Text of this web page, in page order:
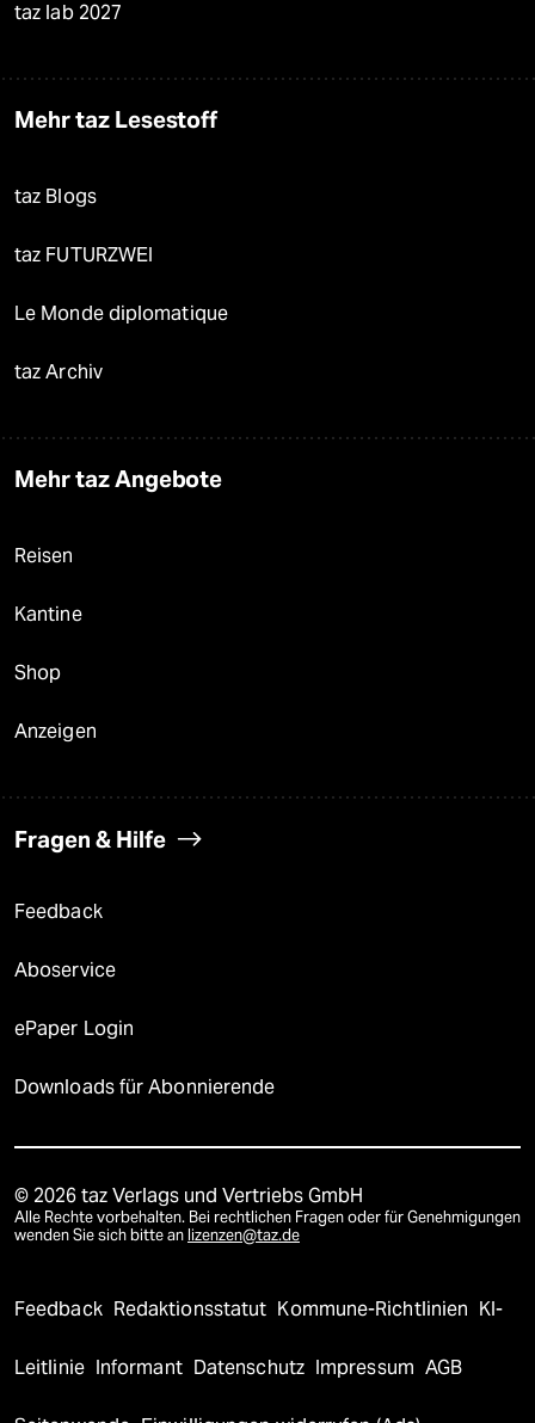
taz lab 2027
Mehr taz Lesestoff
taz Blogs
taz FUTURZWEI
Le Monde diplomatique
taz Archiv
Mehr taz Angebote
Reisen
Kantine
Shop
Anzeigen
Fragen & Hilfe
Feedback
Aboservice
ePaper Login
Downloads für Abonnierende
© 2026 taz Verlags und Vertriebs GmbH
Alle Rechte vorbehalten. Bei rechtlichen Fragen oder für Genehmigungen
wenden Sie sich bitte an lizenzen@taz.de
Feedback Redaktionsstatut Kommune-Richtlinien KI-
Leitlinie Informant Datenschutz Impressum AGB